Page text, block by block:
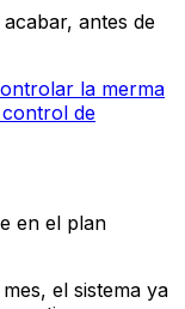
antes de
la merma
de
en el plan
el sistema ya